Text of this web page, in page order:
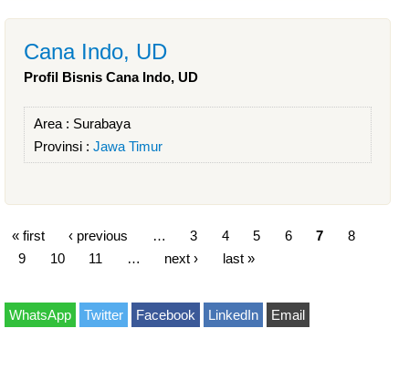
Cana Indo, UD
Profil Bisnis Cana Indo, UD
Area : Surabaya
Provinsi : Jawa Timur
« first ‹ previous 3 4 5 6 7
8
9
10 11 next › last »
WhatsApp Twitter Facebook LinkedIn Email